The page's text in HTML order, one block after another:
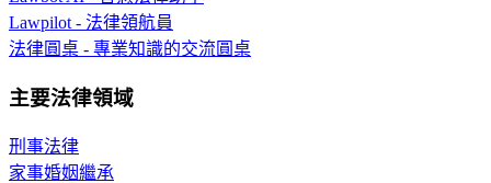
Lawpilot - 法律領航員
法律圓桌 - 專業知識的交流圓桌
主要法律領域
刑事法律
家事婚姻繼承